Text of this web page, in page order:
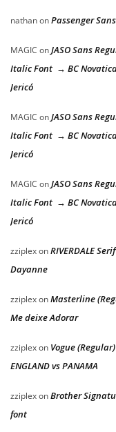
nathanonPassenger
MAGIC onJASO Sans
Italic Font → BC
Jericó
MAGIC onJASO Sans
Italic Font → BC
Jericó
MAGIC onJASO Sans
Italic Font → BC
Jericó
zziplexonRIVERDALE
Dayanne
zziplexonMasterline
Me deixe Adorar
zziplexon Vogue
ENGLAND vs PANAMA
zziplexonBrother
font